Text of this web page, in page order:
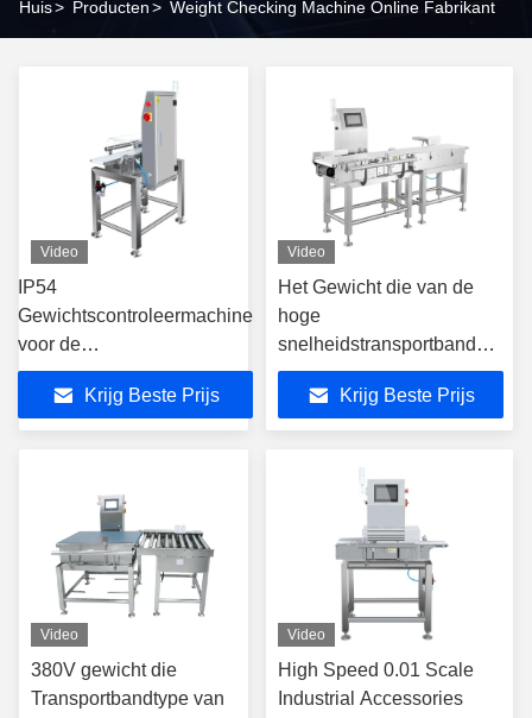
Huis> Producten> Weight Checking Machine Online Fabrikant
Video
IP54
Gewichtscontroleermachine
voor de
voedingsmiddelenindustrie
Automatische
controlewagger
Krijg Beste Prijs
Video
Het Gewicht die van de
hoge
snelheidstransportband
Machine controleren
Groenten 2 Jaar Garantie
Krijg Beste Prijs
Video
380V gewicht die
Transportbandtype van
Video
High Speed 0.01 Scale
Industrial Accessories